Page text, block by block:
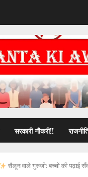
सरकारी नौकरी!!
सैलून वाले गुरुजी: बच्चों की पढ़ाई